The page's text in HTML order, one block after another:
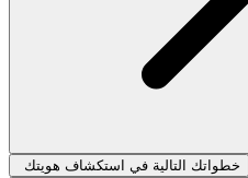
خطواتك التالية في استكشاف هويتك